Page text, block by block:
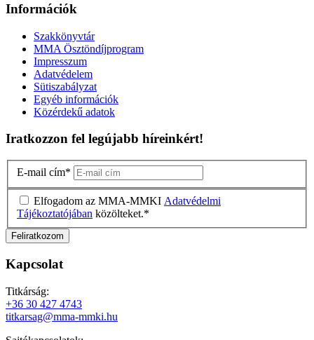
Információk
Szakkönyvtár
MMA Ösztöndíjprogram
Impresszum
Adatvédelem
Sütiszabályzat
Egyéb információk
Közérdekű adatok
Iratkozzon fel legújabb híreinkért!
E-mail cím*
Elfogadom az MMA-MMKI Adatvédelmi
Tájékoztatójában közölteket.*
Kapcsolat
Titkárság:
+36 30 427 4743
titkarsag@mma-mmki.hu